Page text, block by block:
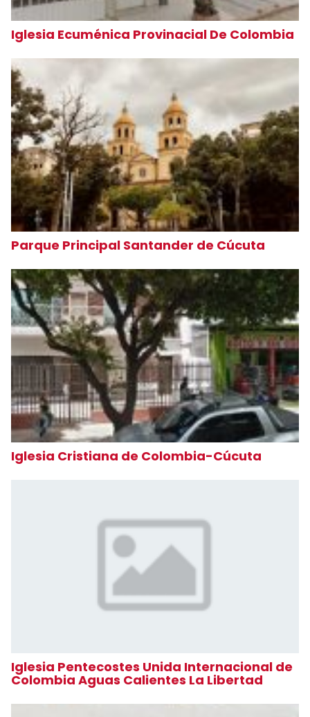
Iglesia Ecuménica Provinacial De Colombia
Parque Principal Santander de Cúcuta
Iglesia Cristiana de Colombia-Cúcuta
Iglesia Pentecostes Unida Internacional de
Colombia Aguas Calientes La Libertad